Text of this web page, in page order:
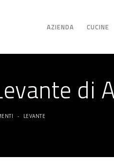
AZIENDA CUCINE
di
- LEVANTE